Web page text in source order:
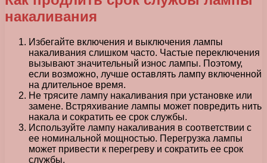
накаливания
Избегайте включения и выключения лампы
накаливания слишком часто. Частые переключения
вызывают значительный износ лампы. Поэтому,
если возможно, лучше оставлять лампу включенной
на длительное время.
Не трясите лампу накаливания при установке или
замене. Встряхивание лампы может повредить нить
накала и сократить ее срок службы.
Используйте лампу накаливания в соответствии с
ее номинальной мощностью. Перегрузка лампы
может привести к перегреву и сократить ее срок
службы.